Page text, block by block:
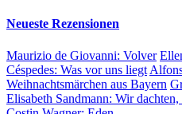
Neueste Rezensionen
Maurizio de Giovanni: Volver
Céspedes: Was vor uns liegt
Weihnachtsmärchen aus Bayern
Elisabeth Sandmann: Wir